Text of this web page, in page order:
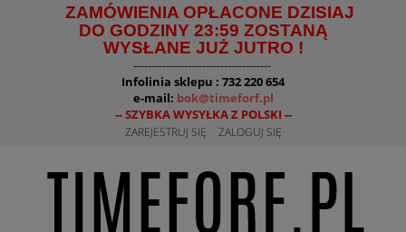
ZAMÓWIENIA OPŁACONE DZISIAJ
DO GODZINY 23:59 ZOSTANĄ
WYSŁANE JUŻ JUTRO !
--------------------------------------
Infolinia sklepu : 732 220 654
e-mail: bok@timeforf.pl
-- SZYBKA WYSYŁKA Z POLSKI --
ZAREJESTRUJ SIĘ ZALOGUJ SIĘ